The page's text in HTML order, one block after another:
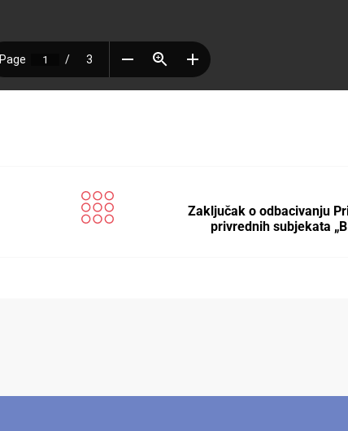
Zaključak o odbacivanju
privrednih subjekata